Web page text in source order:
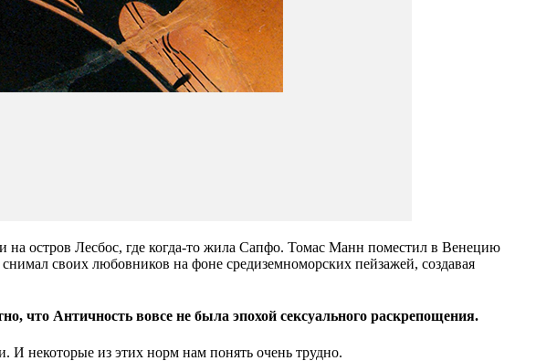
на остров Лесбос, где когда-то жила Сапфо. Томас Манн поместил в Венецию
своих любовников на фоне средиземноморских пейзажей, создавая
что Античность вовсе не была эпохой сексуального раскрепощения.
некоторые из этих норм нам понять очень трудно.